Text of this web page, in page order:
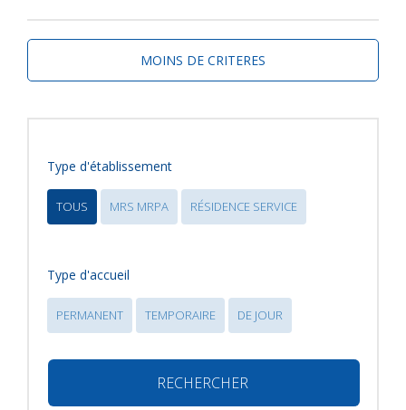
MOINS DE CRITERES
Type d'établissement
TOUS MRS MRPA RÉSIDENCE SERVICE
Type d'accueil
PERMANENT TEMPORAIRE DE JOUR
RECHERCHER